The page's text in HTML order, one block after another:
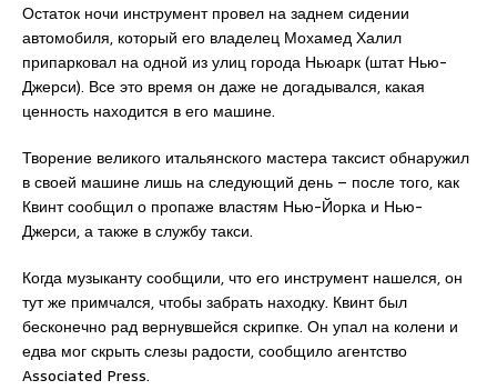
Остаток ночи инструмент провел на заднем сидении
автомобиля, который его владелец Мохамед Халил
припарковал на одной из улиц города Ньюарк (штат Нью-
Джерси). Все это время он даже не догадывался, какая
ценность находится в его машине.
Творение великого итальянского мастера таксист обнаружил
в своей машине лишь на следующий день – после того, как
Квинт сообщил о пропаже властям Нью-Йорка и Нью-
Джерси, а также в службу такси.
Когда музыканту сообщили, что его инструмент нашелся, он
тут же примчался, чтобы забрать находку. Квинт был
бесконечно рад вернувшейся скрипке. Он упал на колени и
едва мог скрыть слезы радости, сообщило агентство
Associated Press.